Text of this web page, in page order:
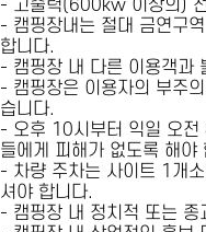
- 고출력(600kw 이상의)
- 캠핑장내는 절대 금연구
합니다.
- 캠핑장 내 다른 이용객과
- 캠핑장은 이용자의 부주
습니다.
- 오후 10시부터 익일 오전
들에게 피해가 없도록 해야
- 차량 주차는 사이트 1개
셔야 합니다.
- 캠핑장 내 정치적 또는 종